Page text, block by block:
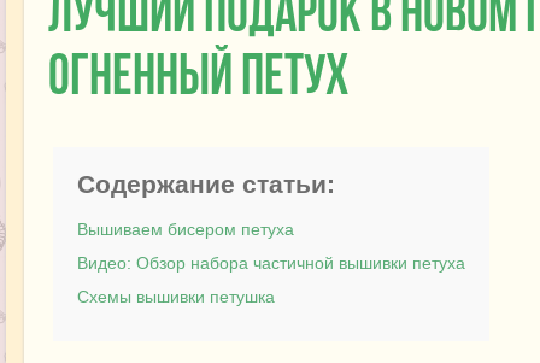
Лучший подарок в
огненный петух
Содержание статьи:
Вышиваем бисером петуха
Видео: Обзор набора частичной вышивки петуха
Схемы вышивки петушка